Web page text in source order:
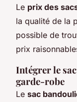
Le prix des
la qualité de la
possible de
prix
Intégrer le
garde-robe
Le sac